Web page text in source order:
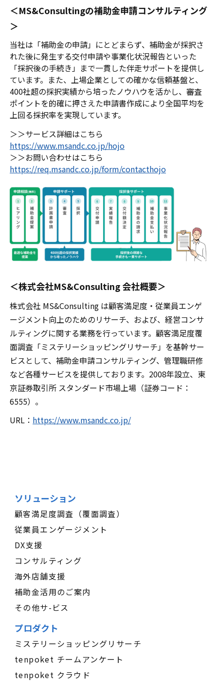
＜MS&Consultingの補助金申請コンサルティング
＞
当社は「補助金の申請」にとどまらず、補助金が採択さ
れた後に発生する交付申請や事業化状況報告といった
「採択後の手続き」まで一貫した伴走サポートを提供し
ています。また、上場企業としての確かな信頼基盤と、
400社超の採択実績から培ったノウハウを活かし、審査
ポイントを的確に押さえた申請書作成により全国平均を
上回る採択率を実現しています。
＞＞サービス詳細はこちら
https://www.msandc.co.jp/hojo
＞＞お問い合わせはこちら
https://req.msandc.co.jp/form/contacthojo
＜株式会社MS&Consulting会社概要＞
株式会社 MS&Consulting は顧客満足度・従業員エンゲ
ージメント向上のためのリサーチ、および、経営コンサ
ルティングに関する業務を行っています。顧客満足度覆
面調査「ミステリーショッピングリサーチ」を基幹サー
ビスとして、補助金申請コンサルティング、管理職研修
など各種サービスを提供しております。2008年設立、東
京証券取引所 スタンダード市場上場（証券コード：
6555）。
URL： https://www.msandc.co.jp/
ソリューション
顧客満足度調査（覆面調査）
従業員エンゲージメント
DX支援
コンサルティング
海外店舗支援
補助金活用のご案内
その他サ-ビス
プロダクト
ミステリーショッピングリサーチ
tenpoket チームアンケート
tenpoket クラウド